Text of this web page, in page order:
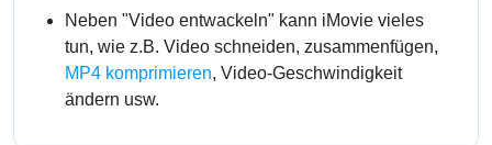
Neben "Video entwackeln" kann iMovie vieles
tun, wie z.B. Video schneiden, zusammenfügen,
MP4 komprimieren, Video-Geschwindigkeit
ändern usw.